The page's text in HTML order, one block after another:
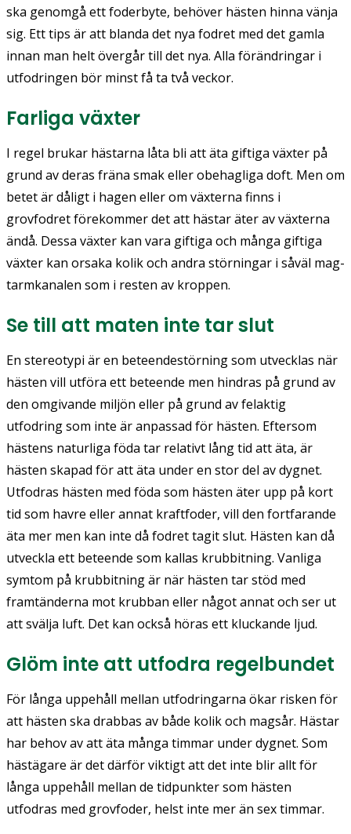
ska genomgå ett foderbyte, behöver hästen hinna vänja
sig. Ett tips är att blanda det nya fodret med det gamla
innan man helt övergår till det nya. Alla förändringar i
utfodringen bör minst få ta två veckor.
Farliga växter
I regel brukar hästarna låta bli att äta giftiga växter på
grund av deras fräna smak eller obehagliga doft. Men om
betet är dåligt i hagen eller om växterna finns i
grovfodret förekommer det att hästar äter av växterna
ändå. Dessa växter kan vara giftiga och många giftiga
växter kan orsaka kolik och andra störningar i såväl mag-
tarmkanalen som i resten av kroppen.
Se till att maten inte tar slut
En stereotypi är en beteendestörning som utvecklas när
hästen vill utföra ett beteende men hindras på grund av
den omgivande miljön eller på grund av felaktig
utfodring som inte är anpassad för hästen. Eftersom
hästens naturliga föda tar relativt lång tid att äta, är
hästen skapad för att äta under en stor del av dygnet.
Utfodras hästen med föda som hästen äter upp på kort
tid som havre eller annat kraftfoder, vill den fortfarande
äta mer men kan inte då fodret tagit slut. Hästen kan då
utveckla ett beteende som kallas krubbitning. Vanliga
symtom på krubbitning är när hästen tar stöd med
framtänderna mot krubban eller något annat och ser ut
att svälja luft. Det kan också höras ett kluckande ljud.
Glöm inte att utfodra regelbundet
För långa uppehåll mellan utfodringarna ökar risken för
att hästen ska drabbas av både kolik och magsår. Hästar
har behov av att äta många timmar under dygnet. Som
hästägare är det därför viktigt att det inte blir allt för
långa uppehåll mellan de tidpunkter som hästen
utfodras med grovfoder, helst inte mer än sex timmar.